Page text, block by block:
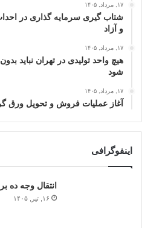
۱۷, مرداد, ۱۴۰۵
شتاب گیری سرمایه گذاری در
و آزاد
۱۷, مرداد, ۱۴۰۵
هیچ واحد تولیدی در تهران نباید
شود
۱۷, مرداد, ۱۴۰۵
آغاز عملیات فروش و تحویل ورق
اینفوگرافی
انتقال وجه ده
۱۶, تیر, ۱۴۰۵